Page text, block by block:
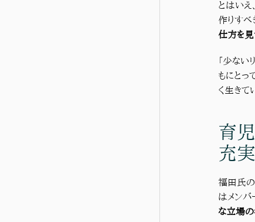
とはいえ
作りすべ
仕方を見
「少な
もにとっ
く生きて
育
充
福田氏
はメンバ
な立場